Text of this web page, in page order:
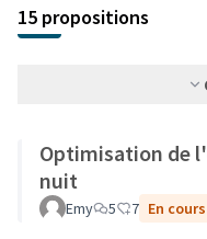
15 propositions
Optimisation de
nuit
Emy 5 7 En